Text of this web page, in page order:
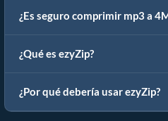
¿Es seguro comprimir mp3 a
¿Qué es ezyZip?
¿Por qué debería usar ezyZip?